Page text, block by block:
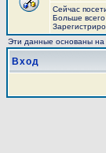
Сейчас
Больше
Эти данные основаны на
Вход